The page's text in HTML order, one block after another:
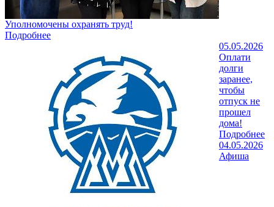
Уполномочены охранять труд!
Подробнее
05.05.2026
Оплати
долги
заранее,
чтобы
отпуск не
прошел
дома!
Подробнее
04.05.2026
Афиша